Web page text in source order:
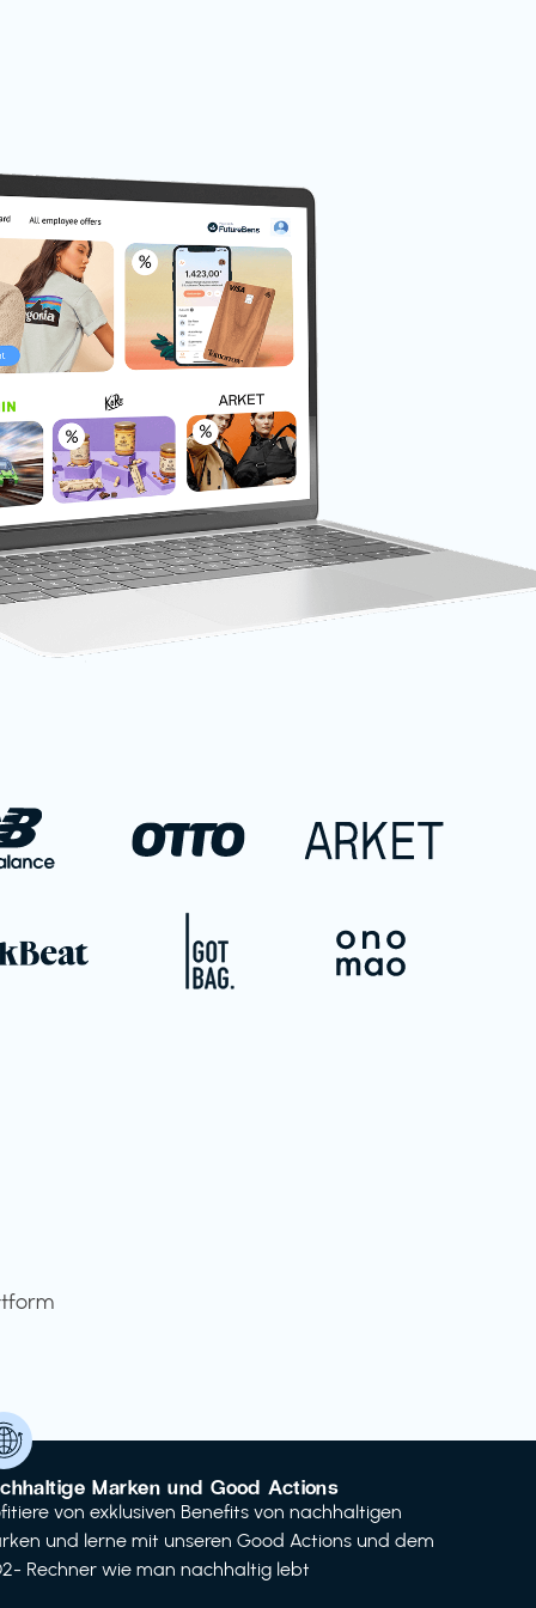
Marken und Good Actions
von exklusiven Benefits von nachhaltigen
und lerne mit unseren Good Actions und dem
Rechner wie man nachhaltig lebt